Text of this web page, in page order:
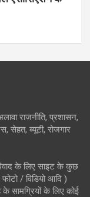
राजनीति, प्रशासन,
सेहत, ब्यूटी, रोजगार
के लिए साइट के कुछ
/ विडियो आदि )
सामग्रियों के लिए कोई